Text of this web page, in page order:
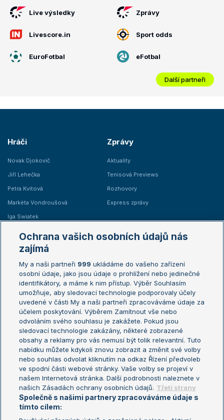
Live výsledky Zprávy
Livescore.in Sport odds
EuroFotbal eFotbal
Další partneři
Hráči
Novak Djokovič
Jiří Lehečka
Petra Kvitová
Markéta Vondroušová
Iga Swiatek
Zprávy
Aktuality
Tenisová Previews
Rozhovory
Express zprávy
Žebříčky
Žebříček ATP (muži)
Žebříček WTA (ženy)
Sázkařský žebříček
Australian Open
French Open
Wimbledon
US Open
Turnaj mistrů
Turnaj mistryň
Aktualní trendy
Fotbalové přestupy
Livesport Daily
LS Prague Open
Ochrana vašich osobních údajů nás
zajímá
My a naši partneři 999 ukládáme do vašeho zařízení
osobní údaje, jako jsou údaje o prohlížení nebo jedinečné
identifikátory, a máme k nim přístup. Výběr Souhlasím
umožňuje, aby sledovací technologie podporovaly účely
uvedené v části My a naši partneři zpracováváme údaje za
účelem poskytování. Výběrem Zamítnout vše nebo
odvoláním svého souhlasu je zakážete. Pokud jsou
sledovací technologie zakázány, některé zobrazené
obsahy a reklamy pro vás nemusí být tolik relevantní. Tuto
nabídku můžete kdykoli znovu zobrazit a změnit své volby
nebo souhlas odvolat kliknutím na odkaz Řízení předvoleb
ve spodní části webové stránky. Vaše volby se projeví v
našem Internetová stránka. Další podrobnosti naleznete v
našich Zásadách ochrany osobních údajů. Třetí strany
Společně s našimi partnery zpracováváme údaje s
tímto cílem: